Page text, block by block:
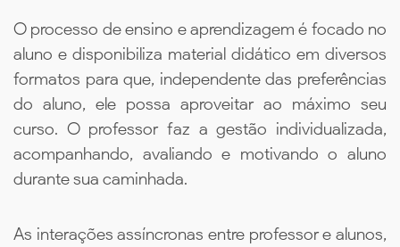
O processo de ensino e aprendizagem é focado no
aluno e disponibiliza material didático em diversos
formatos para que, independente das preferências
do aluno, ele possa aproveitar ao máximo seu
curso. O professor faz a gestão individualizada,
acompanhando, avaliando e motivando o aluno
durante sua caminhada.
As interações assíncronas entre professor e alunos,